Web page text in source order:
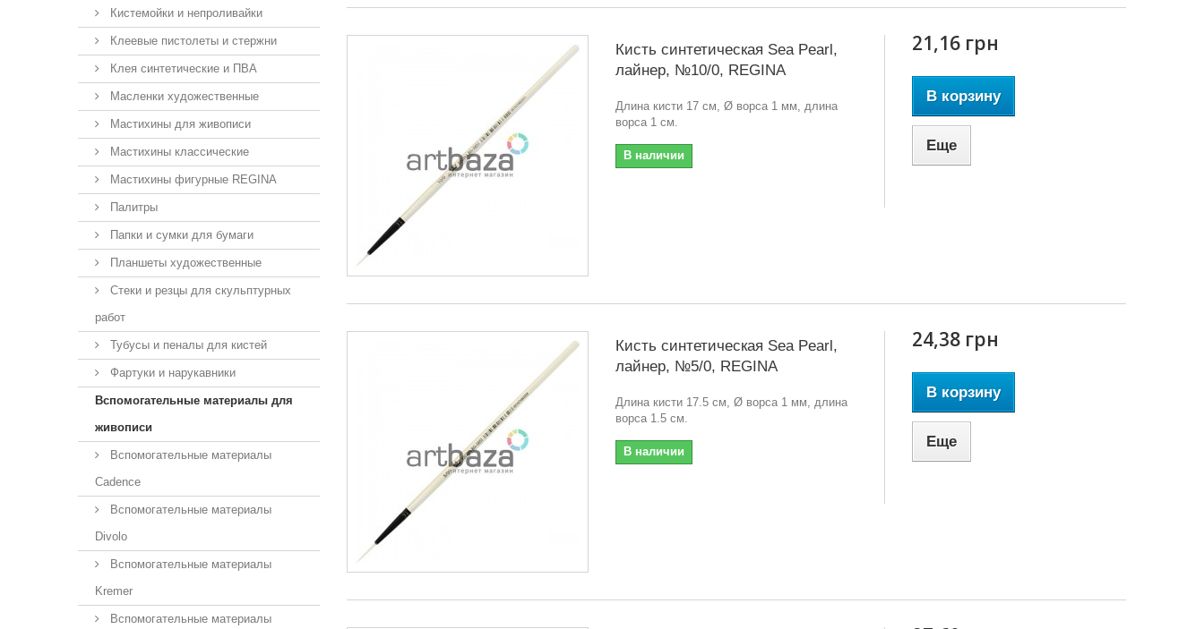
Кистемойки и непроливайки
Клеевые пистолеты и стержни
Клея синтетические и ПВА
Масленки художественные
Мастихины для живописи
Мастихины классические
Мастихины фигурные REGINA
Палитры
Папки и сумки для бумаги
Планшеты художественные
Стеки и резцы для скульптурных
работ
Тубусы и пеналы для кистей
Фартуки и нарукавники
Вспомогательные материалы для
живописи
Вспомогательные материалы
Cadence
Вспомогательные материалы
Divolo
Вспомогательные материалы
Kremer
Вспомогательные материалы
Кисть синтетическая Sea Pearl,
лайнер, №10/0, REGINA
Длина кисти 17 см, Ø ворса 1 мм, длина
ворса 1 см.
В наличии
21,16 грн
В корзину
Еще
Кисть синтетическая Sea Pearl,
лайнер, №5/0, REGINA
Длина кисти 17.5 см, Ø ворса 1 мм, длина
ворса 1.5 см.
В наличии
24,38 грн
В корзину
Еще